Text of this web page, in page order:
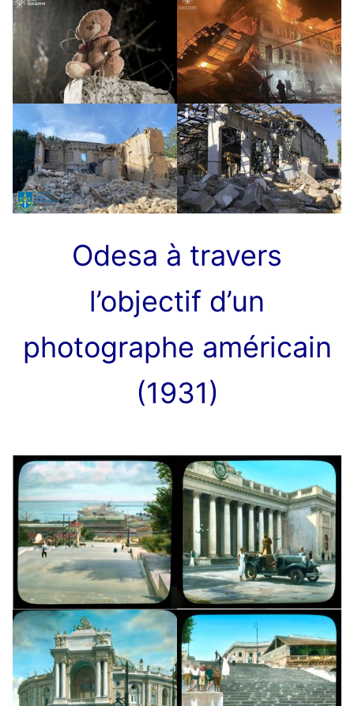
Odesa à travers
l’objectif d’un
photographe américain
(1931)